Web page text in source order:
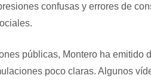
confusas y errores de
públicas, Montero ha
poco claras. Algunos